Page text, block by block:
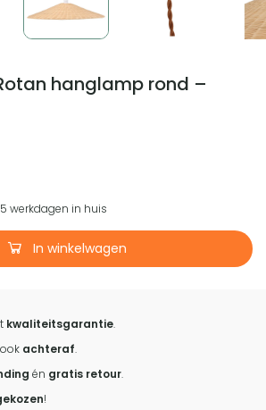
hanglamp rond –
werkdagen in huis
In winkelwagen
kwaliteitsgarantie.
achteraf.
én gratis retour.
!